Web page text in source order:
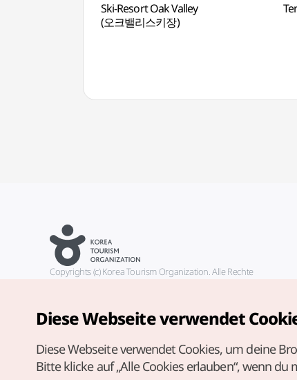
Ski-Resort Oak Valley
(오크밸리스키장)
Copyrights (c) Korea Tourism Organization. Alle Rechte
german@knto.or.kr
Diese Webseite verwendet
Diese Webseite verwendet Cookies, um deine
Bitte klicke auf „Alle Cookies erlauben“, wenn